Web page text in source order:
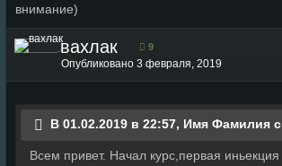
внимание)
вахлак 9
Опубликовано 3 февраля, 2019
В 01.02.2019 в 22:57, Имя Фамилия
Всем привет. Начал курс,первая